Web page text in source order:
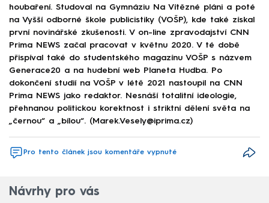
houbaření. Studoval na Gymnáziu Na Vítězné pláni a poté
na Vyšší odborné škole publicistiky (VOŠP), kde také získal
první novinářské zkušenosti. V on-line zpravodajství CNN
Prima NEWS začal pracovat v květnu 2020. V té době
přispíval také do studentského magazínu VOŠP s názvem
Generace20 a na hudební web Planeta Hudba. Po
dokončení studií na VOŠP v létě 2021 nastoupil na CNN
Prima NEWS jako redaktor. Nesnáší totalitní ideologie,
přehnanou politickou korektnost i striktní dělení světa na
„černou“ a „bílou“. (Marek.Vesely@iprima.cz)
Pro tento článek jsou komentáře vypnuté
Návrhy pro vás